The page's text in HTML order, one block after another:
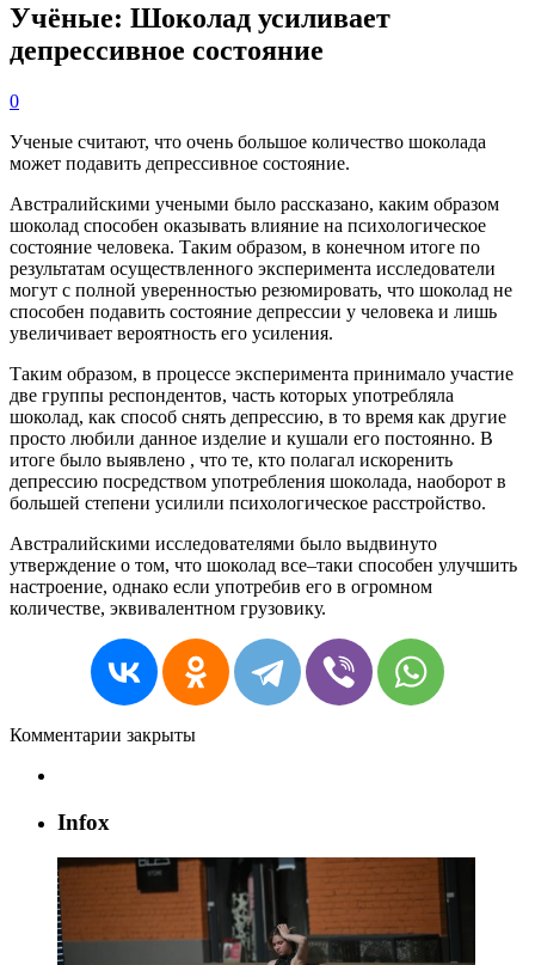
Учёные: Шоколад усиливает
депрессивное состояние
0
Ученые считают, что очень большое количество шоколада
может подавить депрессивное состояние.
Австралийскими учеными было рассказано, каким образом
шоколад способен оказывать влияние на психологическое
состояние человека. Таким образом, в конечном итоге по
результатам осуществленного эксперимента исследователи
могут с полной уверенностью резюмировать, что шоколад не
способен подавить состояние депрессии у человека и лишь
увеличивает вероятность его усиления.
Таким образом, в процессе эксперимента принимало участие
две группы респондентов, часть которых употребляла
шоколад, как способ снять депрессию, в то время как другие
просто любили данное изделие и кушали его постоянно. В
итоге было выявлено , что те, кто полагал искоренить
депрессию посредством употребления шоколада, наоборот в
большей степени усилили психологическое расстройство.
Австралийскими исследователями было выдвинуто
утверждение о том, что шоколад все–таки способен улучшить
настроение, однако если употребив его в огромном
количестве, эквивалентном грузовику.
Комментарии закрыты
Infox